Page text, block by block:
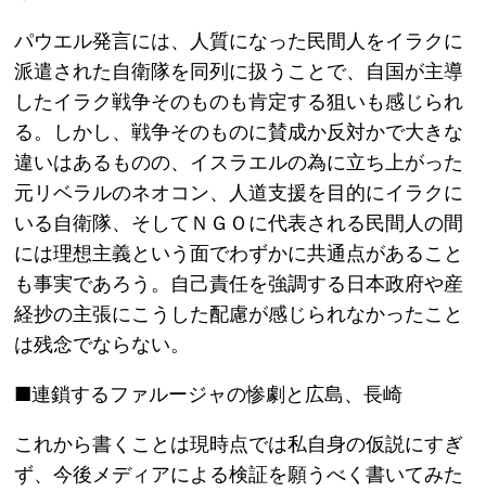
パウエル発言には、人質になった民間人をイラクに
派遣された自衛隊を同列に扱うことで、自国が主導
したイラク戦争そのものも肯定する狙いも感じられ
る。しかし、戦争そのものに賛成か反対かで大きな
違いはあるものの、イスラエルの為に立ち上がった
元リベラルのネオコン、人道支援を目的にイラクに
いる自衛隊、そしてＮＧＯに代表される民間人の間
には理想主義という面でわずかに共通点があること
も事実であろう。自己責任を強調する日本政府や産
経抄の主張にこうした配慮が感じられなかったこと
は残念でならない。
■連鎖するファルージャの惨劇と広島、長崎
これから書くことは現時点では私自身の仮説にすぎ
ず、今後メディアによる検証を願うべく書いてみた